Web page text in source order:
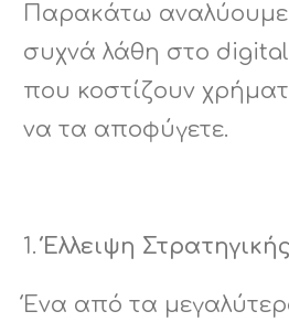
Παρακάτω αναλύουμε
συχνά λάθη στο
που κοστίζουν
να τα αποφύγετε.
Έλλειψη Στρατηγικής
Ένα από τα